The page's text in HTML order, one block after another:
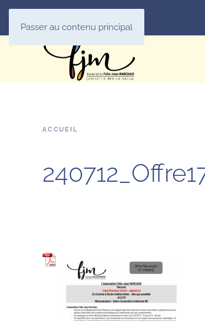
Passer au contenu principal
ACCUEIL